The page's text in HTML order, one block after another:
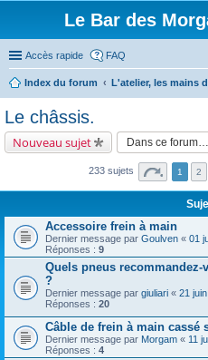
Le Bar des
Accès rapide FAQ
Index du forum L'atelier, les mains
Le châssis.
Nouveau sujet
233 sujets 1 2
Accessoire frein à main
Dernier message par Goulven « 01
Réponses : 9
Quels pneus
?
Dernier message par giuliari « 21
Réponses : 20
Câble de frein à main cassé
Dernier message par Morgam « 11
Réponses : 4